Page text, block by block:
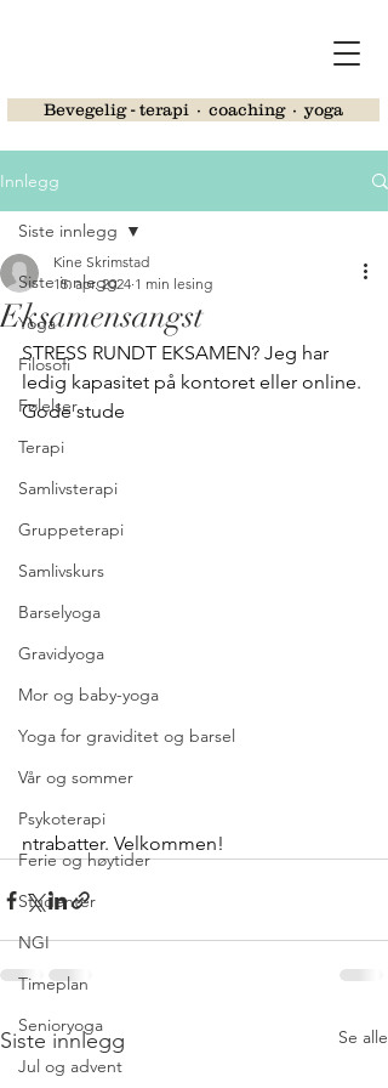
Bevegelig - terapi ∙ coaching ∙ yoga
Innlegg
Siste innlegg
Yoga
Filosofi
Følelser
Terapi
Samlivsterapi
Gruppeterapi
Samlivskurs
Barselyoga
Gravidyoga
Mor og baby-yoga
Yoga for graviditet og barsel
Vår og sommer
Psykoterapi
Ferie og høytider
Studenter
NGI
Timeplan
Senioryoga
Jul og advent
Siste innlegg
Eksamensangst
Kine Skrimstad
15. apr. 2024 1 min lesing
STRESS RUNDT EKSAMEN? Jeg har
ledig kapasitet på kontoret eller online.
Gode stude
ntrabatter. Velkommen!
Siste innlegg Se alle